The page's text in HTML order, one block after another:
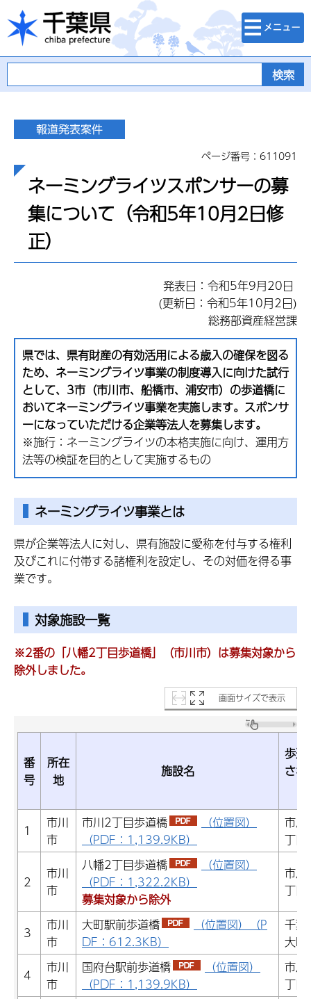
千葉県
検索・メニュ
ー
ページ番号：611091
ネーミングライツスポンサーの募
集について（令和5年10月2日修
正）
発表日：令和5年9月20日
(更新日：令和5年10月2日)
総務部資産経営課
県では、県有財産の有効活用による歳入の確保を図る
ため、ネーミングライツ事業の制度導入に向けた試行
として、3市（市川市、船橋市、浦安市）の歩道橋に
おいてネーミングライツ事業を実施します。スポンサ
ーになっていただける企業等法人を募集します。
※施行：ネーミングライツの本格実施に向け、運用方
法等の検証を目的として実施するもの
ネーミングライツ事業とは
県が企業等法人に対し、県有施設に愛称を付与する権利
及びこれに付帯する諸権利を設定し、その対価を得る事
業です。
対象施設一覧
※2番の「八幡2丁目歩道橋」（市川市）は募集対象から
除外しました。
画面サイズで表示
番
号
所在
地
施設名
歩道
され
1
市川
市
市川2丁目歩道橋
（位置図）
（PDF：1,139.9KB）
市川
丁目
2
市川
市
八幡2丁目歩道橋
（位置図）
（PDF：1,322.2KB）
募集対象から除外
市川
丁目
3
市川
市
大町駅前歩道橋
（位置図）（P
DF：612.3KB）
千葉
大町
4
市川
市
国府台駅前歩道橋
（位置図）
（PDF：1,139.9KB）
市川
丁目